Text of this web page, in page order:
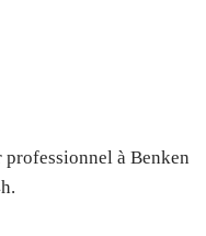
professionnel à Benken